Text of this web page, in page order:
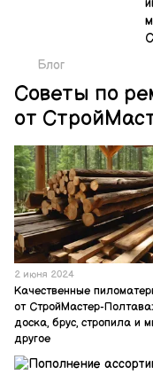
Блог
Советы по
от
2 июня 2024
Качественные
от СтройМастер-Полтава:
доска, брус, стропила и
другое